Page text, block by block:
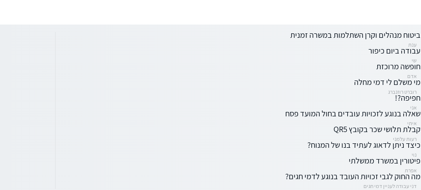
ביטוח מנהלים וקרן השתלמות במשרה זמנית
ענת
עבודה ביום כיפור
שי
חופשה מרוכזת
אדם
מי משלם לי דמי מחלה
רוברט רוזנברג
חפיפה?!
אני
שאלה בנוגע לזכויות עובדים בחול המועד פסח
איתי
קבלת תלושי שכר בקובץ QR5
רעות עלמני
כיצד ניתן לדאוג לעתיד בנו של המנוח?
נוי
פיטורין במשרד ממשלתי
אפרת
מה החוק לגבי זכויות העובד בנוגע לדמי חגים?
דני עבודה לעניין דמי חגים